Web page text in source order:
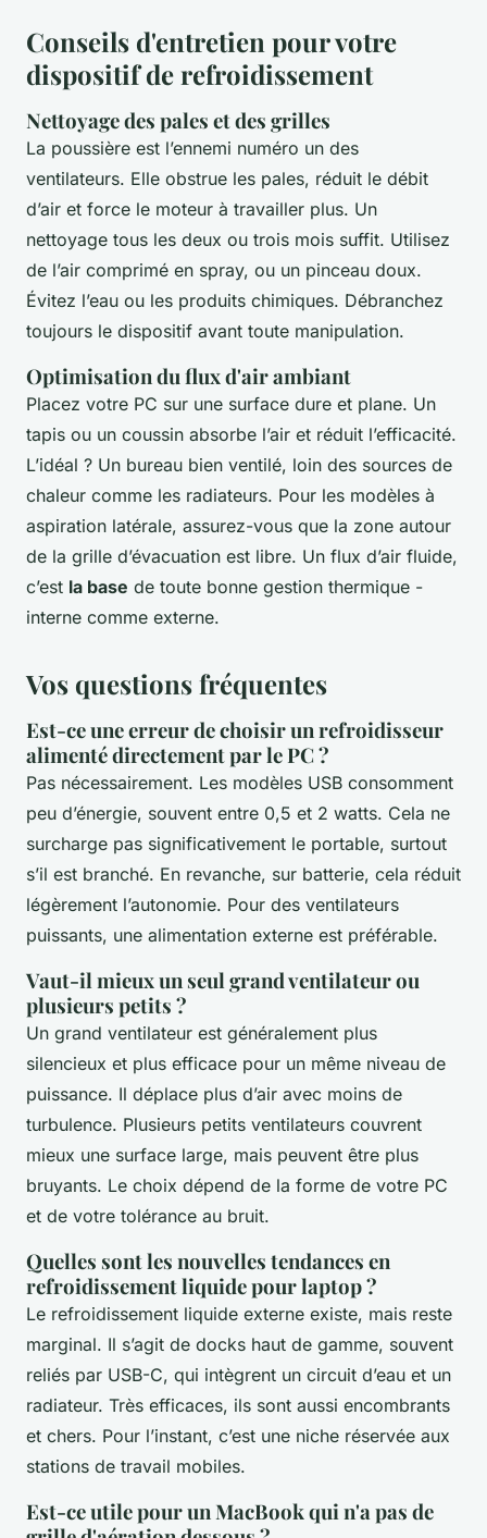
Conseils d'entretien pour votre
dispositif de refroidissement
Nettoyage des pales et des grilles
La poussière est l’ennemi numéro un des
ventilateurs. Elle obstrue les pales, réduit le débit
d’air et force le moteur à travailler plus. Un
nettoyage tous les deux ou trois mois suffit. Utilisez
de l’air comprimé en spray, ou un pinceau doux.
Évitez l’eau ou les produits chimiques. Débranchez
toujours le dispositif avant toute manipulation.
Optimisation du flux d'air ambiant
Placez votre PC sur une surface dure et plane. Un
tapis ou un coussin absorbe l’air et réduit l’efficacité.
L’idéal ? Un bureau bien ventilé, loin des sources de
chaleur comme les radiateurs. Pour les modèles à
aspiration latérale, assurez-vous que la zone autour
de la grille d’évacuation est libre. Un flux d’air fluide,
c’est la base de toute bonne gestion thermique -
interne comme externe.
Vos questions fréquentes
Est-ce une erreur de choisir un refroidisseur
alimenté directement par le PC ?
Pas nécessairement. Les modèles USB consomment
peu d’énergie, souvent entre 0,5 et 2 watts. Cela ne
surcharge pas significativement le portable, surtout
s’il est branché. En revanche, sur batterie, cela réduit
légèrement l’autonomie. Pour des ventilateurs
puissants, une alimentation externe est préférable.
Vaut-il mieux un seul grand ventilateur ou
plusieurs petits ?
Un grand ventilateur est généralement plus
silencieux et plus efficace pour un même niveau de
puissance. Il déplace plus d’air avec moins de
turbulence. Plusieurs petits ventilateurs couvrent
mieux une surface large, mais peuvent être plus
bruyants. Le choix dépend de la forme de votre PC
et de votre tolérance au bruit.
Quelles sont les nouvelles tendances en
refroidissement liquide pour laptop ?
Le refroidissement liquide externe existe, mais reste
marginal. Il s’agit de docks haut de gamme, souvent
reliés par USB-C, qui intègrent un circuit d’eau et un
radiateur. Très efficaces, ils sont aussi encombrants
et chers. Pour l’instant, c’est une niche réservée aux
stations de travail mobiles.
Est-ce utile pour un MacBook qui n'a pas de